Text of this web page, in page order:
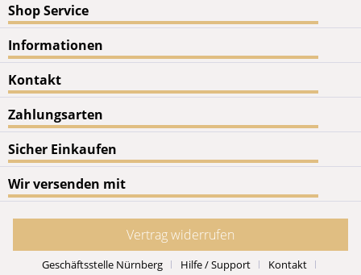
Shop Service
Informationen
Kontakt
Zahlungsarten
Sicher Einkaufen
Wir versenden mit
Vertrag widerrufen
Geschäftsstelle Nürnberg Hilfe / Support Kontakt